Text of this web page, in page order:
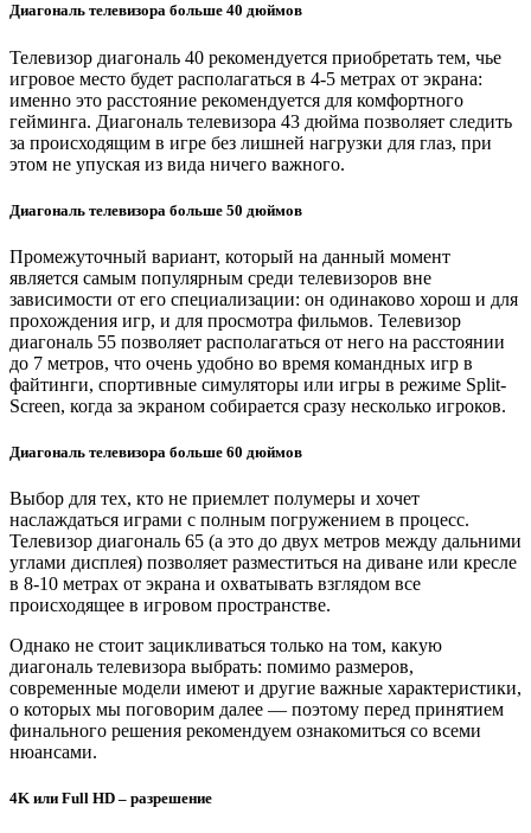
Диагональ телевизора больше 40 дюймов
Телевизор диагональ 40 рекомендуется приобретать тем, чье
игровое место будет располагаться в 4-5 метрах от экрана:
именно это расстояние рекомендуется для комфортного
гейминга. Диагональ телевизора 43 дюйма позволяет следить
за происходящим в игре без лишней нагрузки для глаз, при
этом не упуская из вида ничего важного.
Диагональ телевизора больше 50 дюймов
Промежуточный вариант, который на данный момент
является самым популярным среди телевизоров вне
зависимости от его специализации: он одинаково хорош и для
прохождения игр, и для просмотра фильмов. Телевизор
диагональ 55 позволяет располагаться от него на расстоянии
до 7 метров, что очень удобно во время командных игр в
файтинги, спортивные симуляторы или игры в режиме Split-
Screen, когда за экраном собирается сразу несколько игроков.
Диагональ телевизора больше 60 дюймов
Выбор для тех, кто не приемлет полумеры и хочет
наслаждаться играми с полным погружением в процесс.
Телевизор диагональ 65 (а это до двух метров между дальними
углами дисплея) позволяет разместиться на диване или кресле
в 8-10 метрах от экрана и охватывать взглядом все
происходящее в игровом пространстве.
Однако не стоит зацикливаться только на том, какую
диагональ телевизора выбрать: помимо размеров,
современные модели имеют и другие важные характеристики,
о которых мы поговорим далее — поэтому перед принятием
финального решения рекомендуем ознакомиться со всеми
нюансами.
4K или Full HD – разрешение